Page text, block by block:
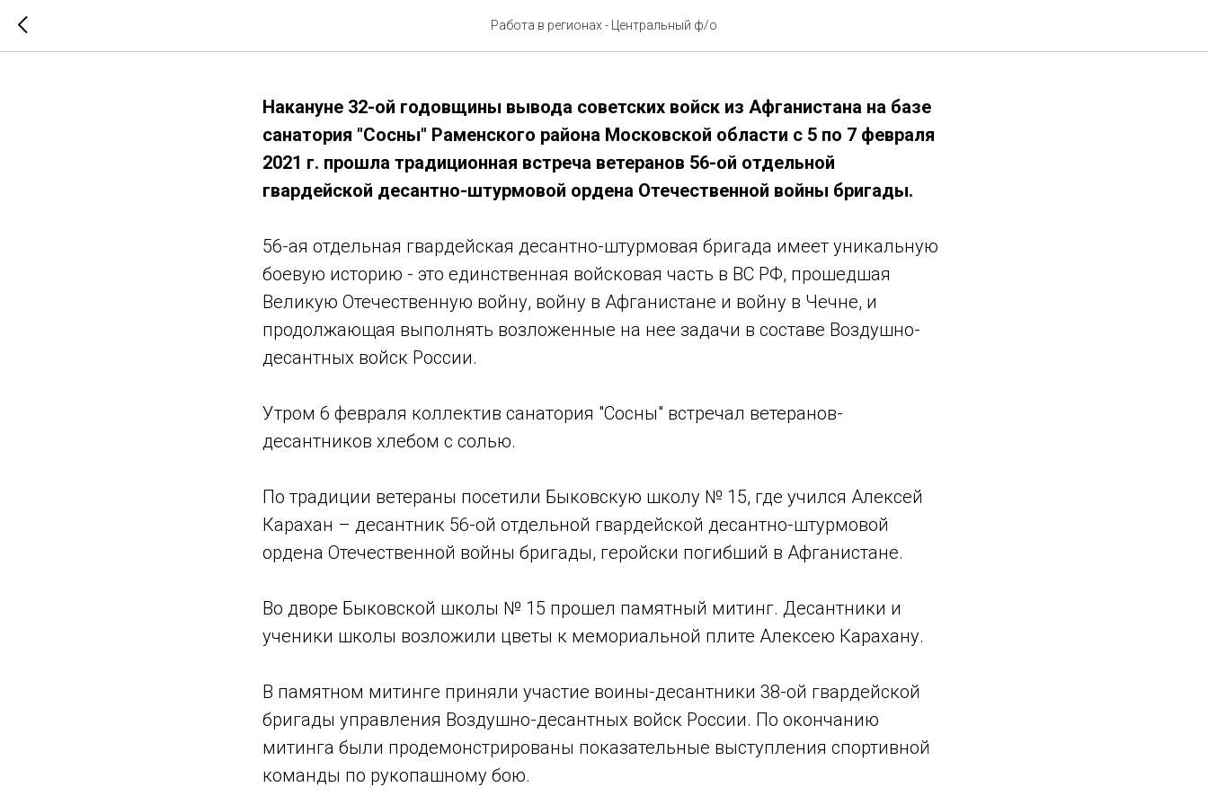
Работа в регионах - Центральный ф/о
Встреча ветеранов 56-ой гв.одшбр
Накануне 32-ой годовщины вывода советских войск из Афганистана на базе
санатория "Сосны" Раменского района Московской области с 5 по 7 февраля
2021 г. прошла традиционная встреча ветеранов 56-ой отдельной
гвардейской десантно-штурмовой ордена Отечественной войны бригады.
56-ая отдельная гвардейская десантно-штурмовая бригада имеет уникальную
боевую историю - это единственная войсковая часть в ВС РФ, прошедшая
Великую Отечественную войну, войну в Афганистане и войну в Чечне, и
продолжающая выполнять возложенные на нее задачи в составе Воздушно-
десантных войск России.
Утром 6 февраля коллектив санатория "Сосны" встречал ветеранов-
десантников хлебом с солью.
По традиции ветераны посетили Быковскую школу № 15, где учился Алексей
Карахан – десантник 56-ой отдельной гвардейской десантно-штурмовой
ордена Отечественной войны бригады, геройски погибший в Афганистане.
Во дворе Быковской школы № 15 прошел памятный митинг. Десантники и
ученики школы возложили цветы к мемориальной плите Алексею Карахану.
В памятном митинге приняли участие воины-десантники 38-ой гвардейской
бригады управления Воздушно-десантных войск России. По окончанию
митинга были продемонстрированы показательные выступления спортивной
команды по рукопашному бою.